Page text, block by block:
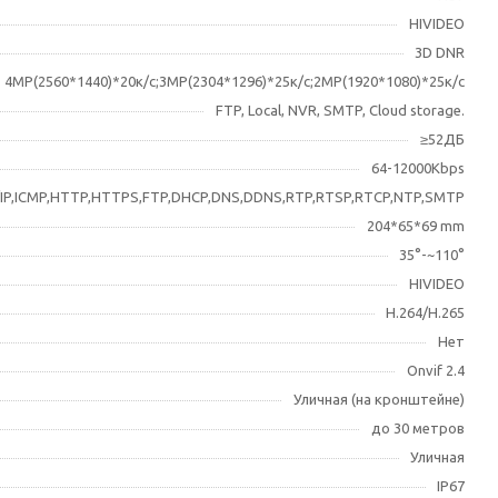
HIVIDEO
3D DNR
4MP(2560*1440)*20к/с;3МР(2304*1296)*25к/с;2MP(1920*1080)*25к/с
FTP, Local, NVR, SMTP, Cloud storage.
≥52ДБ
64-12000Kbps
204*65*69 mm
35°-~110°
HIVIDEO
H.264/H.265
Нет
Onvif 2.4
Уличная (на кронштейне)
до 30 метров
Уличная
IP67